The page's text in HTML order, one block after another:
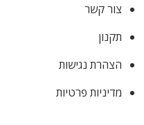
צור קשר
תקנון
הצהרת נגישות
מדיניות פרטיות